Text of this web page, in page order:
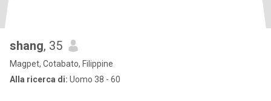
shang, 35
Magpet, Cotabato, Filippine
Alla ricerca di: Uomo 38 - 60